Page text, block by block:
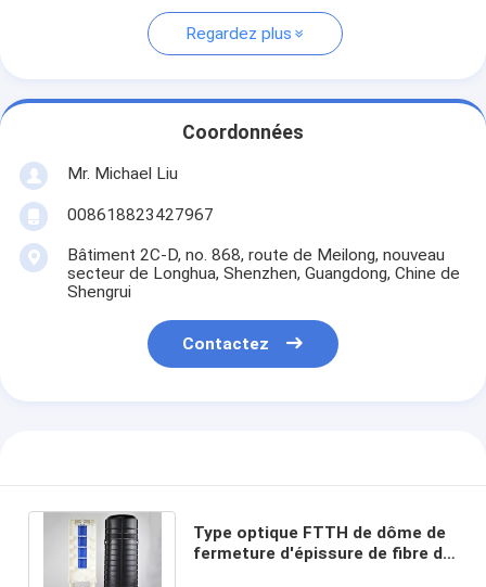
Regardez plus
Coordonnées
Mr. Michael Liu
008618823427967
Bâtiment 2C-D, no. 868, route de Meilong, nouveau
secteur de Longhua, Shenzhen, Guangdong, Chine de
Shengrui
Contactez
Type optique FTTH de dôme de
fermeture d'épissure de fibre de